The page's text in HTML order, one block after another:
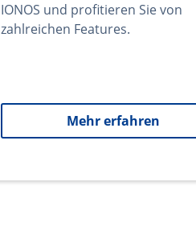
IONOS und profitieren Sie von
zahlreichen Features.
Mehr erfahren